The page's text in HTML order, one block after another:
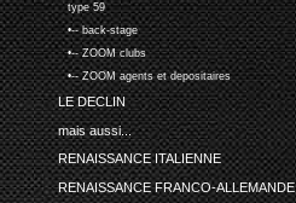
type 59
•-- back-stage
•-- ZOOM clubs
•-- ZOOM agents et depositaires
LE DECLIN
mais aussi...
RENAISSANCE ITALIENNE
RENAISSANCE FRANCO-ALLEMANDE